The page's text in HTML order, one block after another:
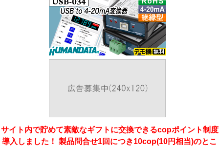
サイト内で貯めて素敵なギフトに交換できるcopポイント制度
導入しました！ 製品問合せ1回につき10cop(10円相当)のとこ